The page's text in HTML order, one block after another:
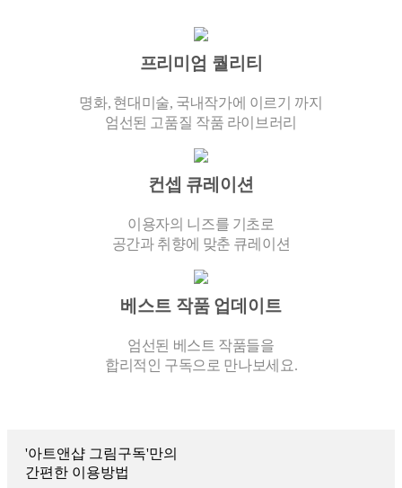
프리미엄 퀄리티
명화, 현대미술, 국내작가에 이르기 까지
엄선된 고품질 작품 라이브러리
컨셉 큐레이션
이용자의 니즈를 기초로
공간과 취향에 맞춘 큐레이션
베스트 작품 업데이트
엄선된 베스트 작품들을
합리적인 구독으로 만나보세요.
'아트앤샵 그림구독'만의
간편한 이용방법